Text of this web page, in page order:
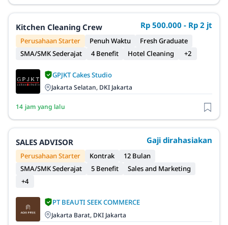
Kitchen Cleaning Crew Rp 500.000 - Rp 2 jt
Perusahaan Starter Penuh Waktu
Fresh Graduate
SMA/SMK Sederajat
4 Benefit Hotel Cleaning +2
GPJKT Cakes Studio
Jakarta Selatan, DKI Jakarta
14 jam yang lalu
SALES ADVISOR Gaji dirahasiakan
Perusahaan Starter Kontrak
12 Bulan
SMA/SMK Sederajat
5 Benefit
Sales and Marketing
+4
PT BEAUTI SEEK COMMERCE
Jakarta Barat, DKI Jakarta